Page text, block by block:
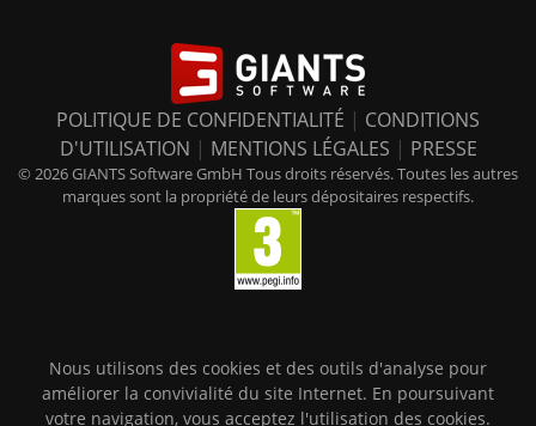
POLITIQUE DE CONFIDENTIALITÉ | CONDITIONS
D'UTILISATION | MENTIONS LÉGALES | PRESSE
© 2026 GIANTS Software GmbH Tous droits réservés. Toutes les autres
marques sont la propriété de leurs dépositaires respectifs.
Nous utilisons des cookies et des outils d'analyse pour
améliorer la convivialité du site Internet. En poursuivant
votre navigation, vous acceptez l'utilisation des cookies.